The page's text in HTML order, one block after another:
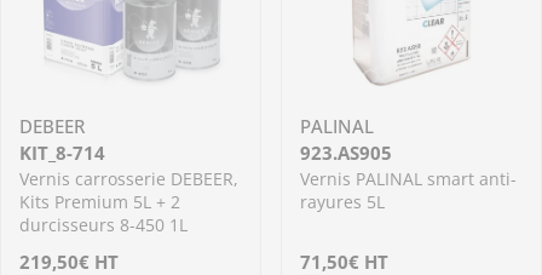
DEBEER
KIT_8-714
Vernis carrosserie DEBEER,
Kits Premium 5L + 2
durcisseurs 8-450 1L
Prix
219,50€ HT
PALINAL
923.AS905
Vernis PALINAL smart anti-
rayures 5L
Prix
71,50€ HT